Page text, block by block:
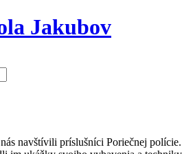
Jakubov
navštívili príslušníci Poriečnej